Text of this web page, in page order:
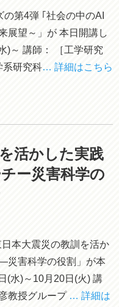
第4弾 ｢社会の中のAI
展望～」が 本日開講し
)～ 講師： ［工学研究
系研究科… 詳細はこちら
活かした実践
ー災害科学の
本大震災の教訓を活か
災害科学の役割」が本
(水)～10月20日(火) 講
教授グループ … 詳細は